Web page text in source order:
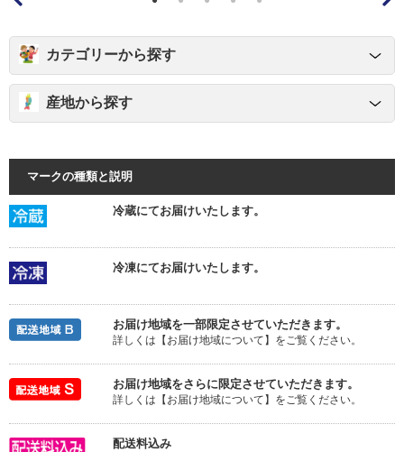
カテゴリーから探す
産地から探す
マークの種類と説明
冷蔵にてお届けいたします。
冷凍にてお届けいたします。
お届け地域を一部限定させていただきます。
詳しくは【お届け地域について】をご覧ください。
お届け地域をさらに限定させていただきます。
詳しくは【お届け地域について】をご覧ください。
配送料込み